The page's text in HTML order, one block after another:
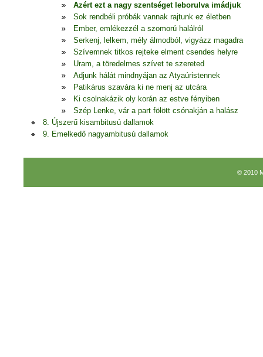
Azért ezt a nagy szentséget leborulva imádjuk
Sok rendbéli próbák vannak rajtunk ez életben
Ember, emlékezzél a szomorú halálról
Serkenj, lelkem, mély álmodból, vigyázz magadra
Szívemnek titkos rejteke elment csendes helyre
Uram, a töredelmes szívet te szereted
Adjunk hálát mindnyájan az Atyaúristennek
Patikárus szavára ki ne menj az utcára
Ki csolnakázik oly korán az estve fényiben
Szép Lenke, vár a part fölött csónakján a halász
8. Újszerű kisambitusú dallamok
9. Emelkedő nagyambitusú dallamok
© 2010